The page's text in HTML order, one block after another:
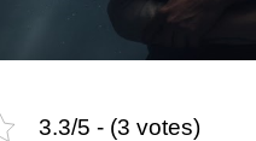
3.3/5 - (3 votes)